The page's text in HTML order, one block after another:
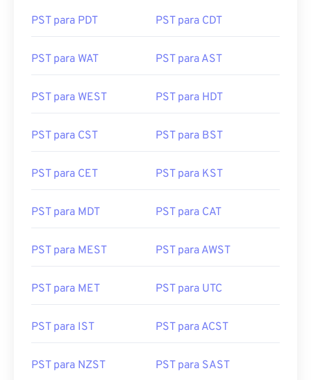
PST para PDT PST para CDT
PST para WAT PST para AST
PST para WEST PST para HDT
PST para CST PST para BST
PST para CET PST para KST
PST para MDT PST para CAT
PST para MEST PST para AWST
PST para MET PST para UTC
PST para IST PST para ACST
PST para NZST PST para SAST